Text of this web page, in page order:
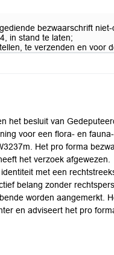
bezwaarschrift
in stand te laten;
te verzenden en
het besluit van
voor een flora- en fauna-
Het pro forma
het verzoek afgewezen.
met een
belang zonder
worden aangemerkt.
en adviseert het pro